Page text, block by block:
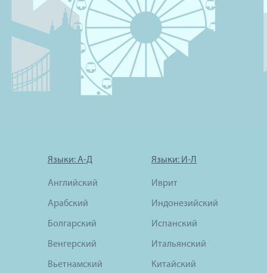
Языки: А-Д
Английский
Арабский
Болгарский
Венгерский
Вьетнамский
Языки: И-Л
Иврит
Индонезийский
Испанский
Итальянский
Китайский